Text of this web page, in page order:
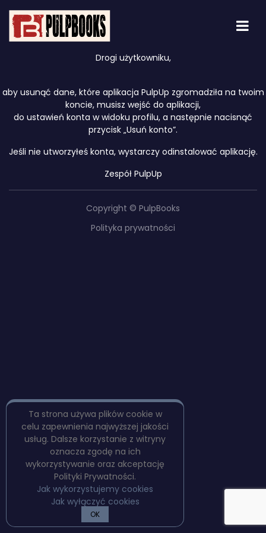
Drogi użytkowniku,
aby usunąć dane, które aplikacja PulpUp zgromadziła na twoim
koncie, musisz wejść do aplikacji,
do ustawień konta w widoku profilu, a następnie nacisnąć
przycisk „Usuń konto”.
Jeśli nie utworzyłeś konta, wystarczy odinstalować aplikację.
Zespół PulpUp
Copyright © PulpBooks
Polityka prywatności
Ta strona używa plików cookie w
celu zapewnienia najwyższej jakości
usług. Dalsze korzystanie z witryny
oznacza zgodę na ich
wykorzystywanie oraz akceptację
Polityki Prywatności.
Jak wykorzystujemy cookies
Jak wyłączyć cookies
OK